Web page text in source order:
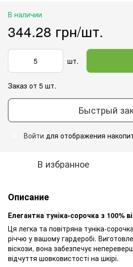
В наличии
344.28 грн/шт.
шт.
Заказ от 5 шт.
Быстрый
Войти для отображения
В избранное
Описание
Елегантна туніка-сорочка з 100%
Ця легка та повітряна туніка-
річчю у вашому гардеробі.
віскози, вона забезпечує
відчуття шовковистості на шкірі.